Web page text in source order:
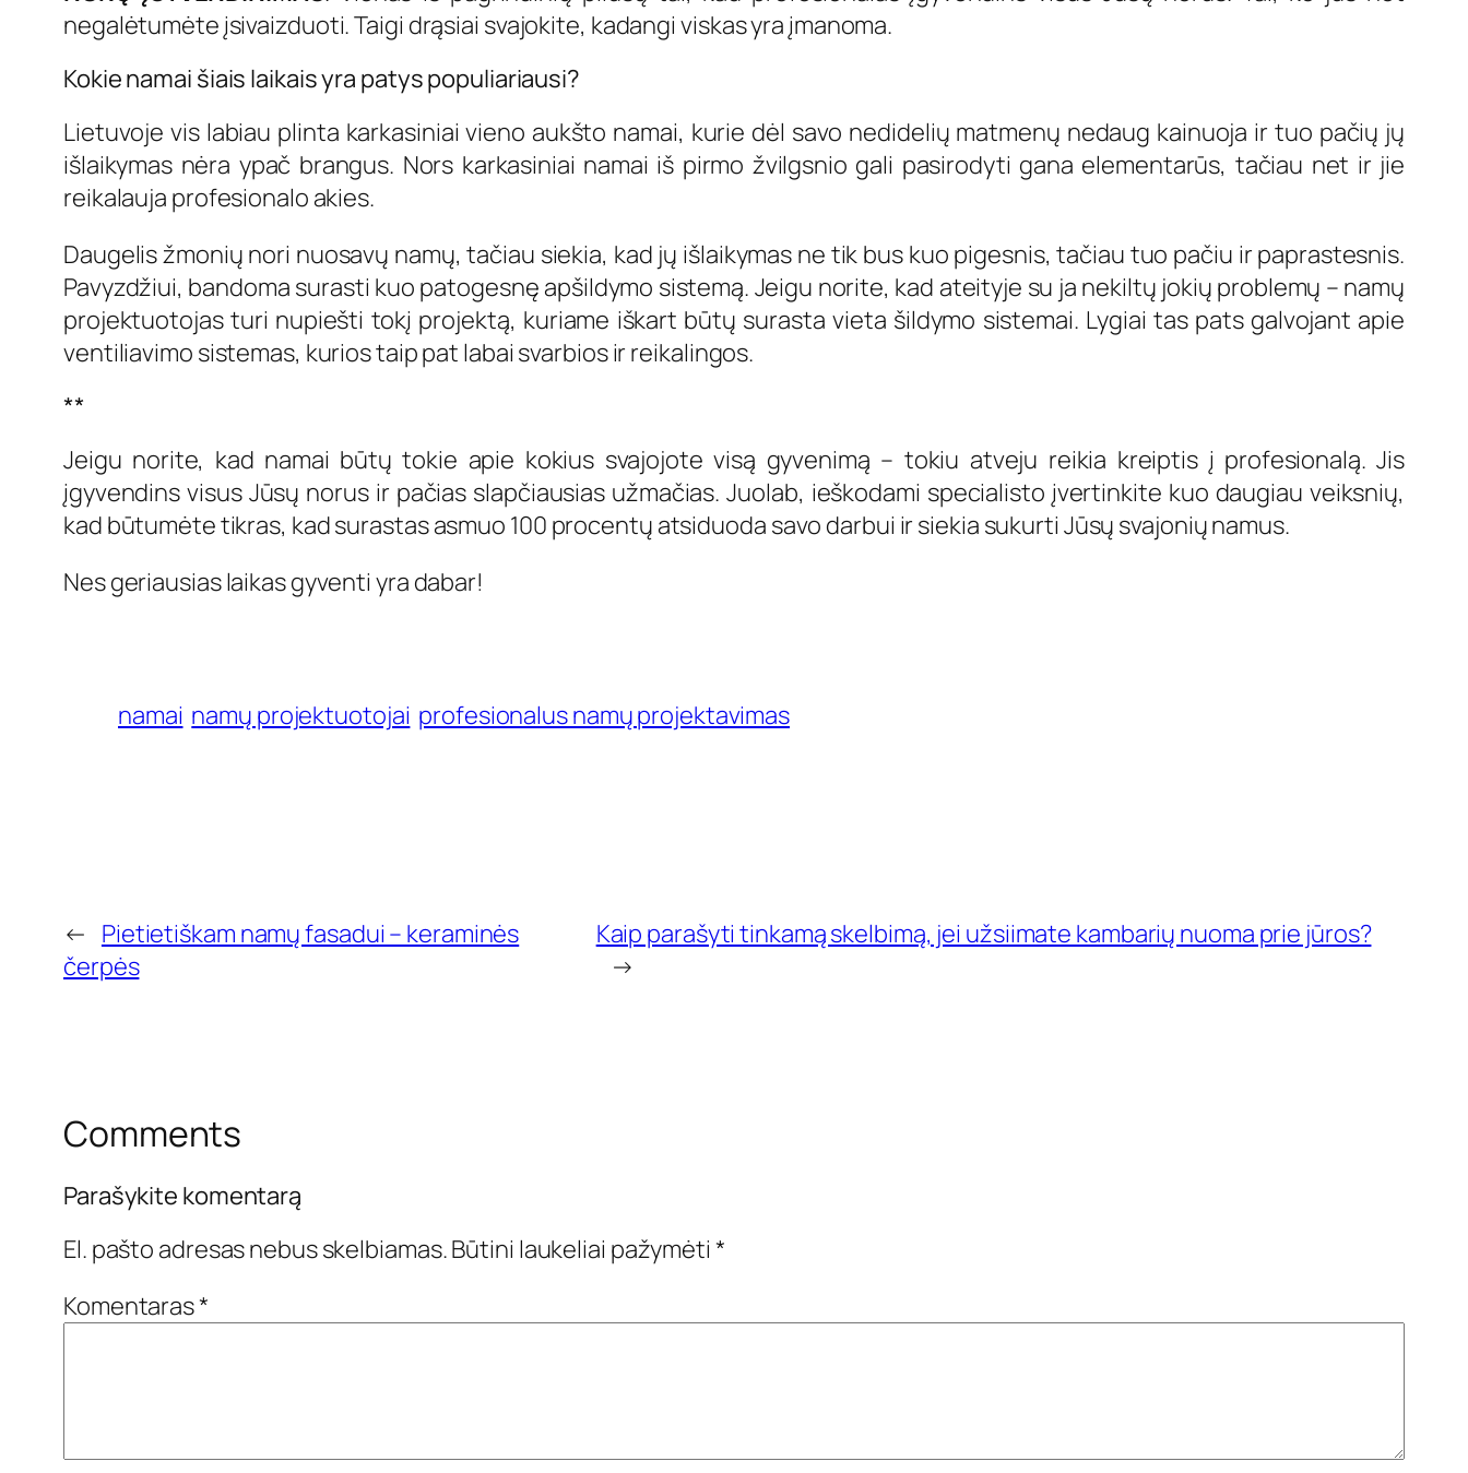
negalėtumėte įsivaizduoti. Taigi drąsiai svajokite, kadangi viskas yra įmanoma.
Kokie namai šiais laikais yra patys populiariausi?
Lietuvoje vis labiau plinta karkasiniai vieno aukšto namai, kurie dėl savo nedidelių matmenų nedaug kainuoja ir tuo pačių jų
išlaikymas nėra ypač brangus. Nors karkasiniai namai iš pirmo žvilgsnio gali pasirodyti gana elementarūs, tačiau net ir jie
reikalauja profesionalo akies.
Daugelis žmonių nori nuosavų namų, tačiau siekia, kad jų išlaikymas ne tik bus kuo pigesnis, tačiau tuo pačiu ir paprastesnis.
Pavyzdžiui, bandoma surasti kuo patogesnę apšildymo sistemą. Jeigu norite, kad ateityje su ja nekiltų jokių problemų – namų
projektuotojas turi nupiešti tokį projektą, kuriame iškart būtų surasta vieta šildymo sistemai. Lygiai tas pats galvojant apie
ventiliavimo sistemas, kurios taip pat labai svarbios ir reikalingos.
**
Jeigu norite, kad namai būtų tokie apie kokius svajojote visą gyvenimą – tokiu atveju reikia kreiptis į profesionalą. Jis
įgyvendins visus Jūsų norus ir pačias slapčiausias užmačias. Juolab, ieškodami specialisto įvertinkite kuo daugiau veiksnių,
kad būtumėte tikras, kad surastas asmuo 100 procentų atsiduoda savo darbui ir siekia sukurti Jūsų svajonių namus.
Nes geriausias laikas gyventi yra dabar!
namai namų projektuotojai profesionalus namų projektavimas
← Pietietiškam namų fasadui – keraminės
čerpės
Kaip parašyti tinkamą skelbimą, jei užsiimate kambarių nuoma prie jūros?
→
Comments
Parašykite komentarą
El. pašto adresas nebus skelbiamas.Būtini laukeliai pažymėti *
Komentaras*